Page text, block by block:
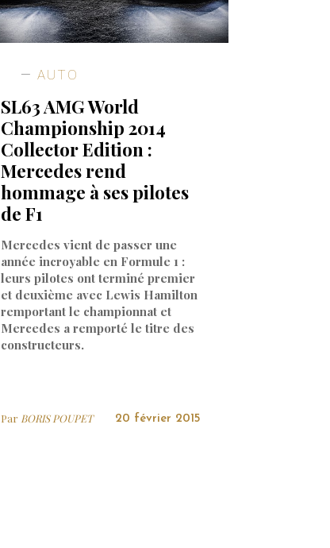
AUTO
SL63 AMG World
Championship 2014
Collector Edition :
Mercedes rend
hommage à ses pilotes
de F1
Mercedes vient de passer une
année incroyable en Formule 1 :
leurs pilotes ont terminé premier
et deuxième avec Lewis Hamilton
remportant le championnat et
Mercedes a remporté le titre des
constructeurs.
Par BORIS POUPET 20 février 2015